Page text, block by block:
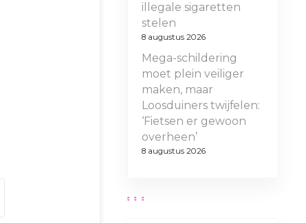
illegale sigaretten
stelen
8 augustus 2026
Mega-schildering
moet plein veiliger
maken, maar
Loosduiners twijfelen:
‘Fietsen er gewoon
overheen’
8 augustus 2026